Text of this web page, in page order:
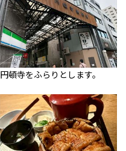
円頓寺をふらりとします。